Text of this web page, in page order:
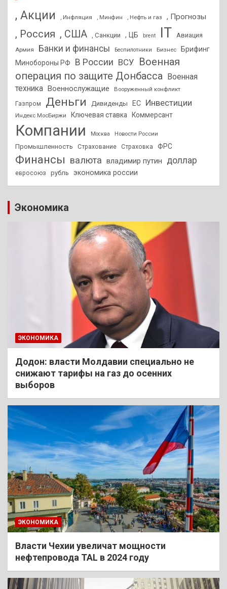
, Акции , Инфляция , Минфин , Нефть и газ , Прогнозы
, Россия , США , Санкции , ЦБ brent IT Авиация
Армия Банки и финансы Беспилотники Бизнес
Брифинг
Минобороны РФ
В России ВСУ Военная
операция по защите Донбасса Военная
техника Военнослужащие Вооруженный конфликт
Газпром Деньги Дивиденды ЕС Инвестиции
Индекс МосБиржи Ключевая ставка Коммерсант
Компании Москва Новости России
Промышленность Страхование Страховка ФРС
Финансы валюта владимир путин доллар
евросоюз рубль экономика россии
Экономика
ЭКОНОМИКА
Додон: власти Молдавии специально не
снижают тарифы на газ до осенних
выборов
ЭКОНОМИКА
Власти Чехии увеличат мощности
нефтепровода TAL в 2024 году